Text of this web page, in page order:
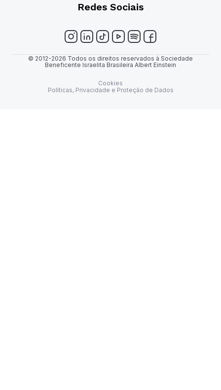
Redes Sociais
© 2012-2026 Todos os direitos reservados à Sociedade
Beneficente Israelita Brasileira Albert Einstein
Cookies
Políticas, Privacidade e Proteção de Dados